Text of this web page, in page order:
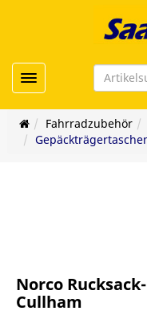
Toggle navigation
Fahrradzubehör
Norco
Cullham